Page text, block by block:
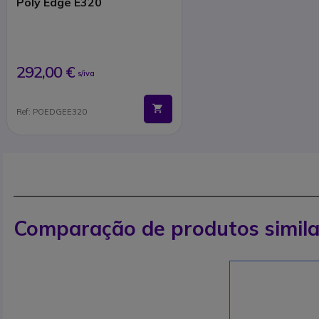
292,00 € s/iva
Ref: POEDGEE320
Comparação de produtos